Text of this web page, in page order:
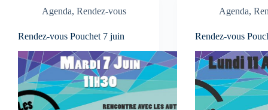
Agenda, Rendez-vous
Rendez-vous Pouchet 7 juin
Agenda,
Rendez-vous